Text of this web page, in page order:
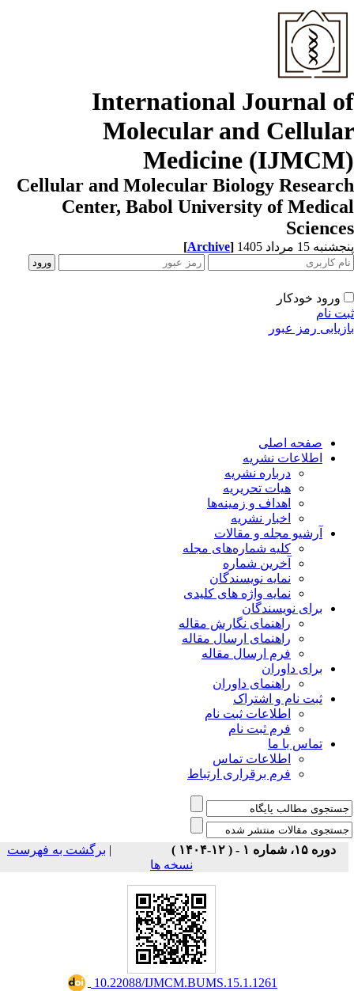
International Journal
Molecular and
Medicine
Cellular and Molecular Biology
Center, Babol University of
15 مرداد 1405 [Archive]
ورود خودکار
نام
رمز عبور
صفحه اصلی
اطلاعات نشریه
درباره نشریه
هیات تحریریه
اهداف و زمینه‌ها
اخبار نشریه
آرشیو مجله و مقالات
کلیه شماره‌های مجله
آخرین شماره
نمایه نویسندگان
نمایه واژه های کلیدی
برای نویسندگان
راهنمای نگارش مقاله
راهنمای ارسال مقاله
فرم ارسال مقاله
برای داوران
راهنمای داوران
ثبت نام و اشتراک
اطلاعات ثبت نام
فرم ثبت نام
تماس با ما
اطلاعات تماس
فرم برقراری ارتباط
دوره ۱۵، شماره ۱ - ( ۱۲-۱۴۰۴ )
برگشت به فهرست
نسخه ها
‎ 10.22088/IJMCM.BUMS.15.1.1261